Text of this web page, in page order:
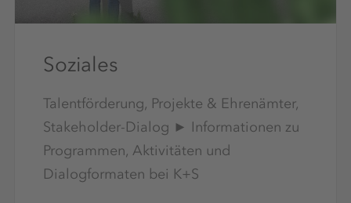
Soziales
Talentförderung, Projekte & Ehrenämter,
Stakeholder-Dialog ► Informationen zu
Programmen, Aktivitäten und
Dialogformaten bei K+S